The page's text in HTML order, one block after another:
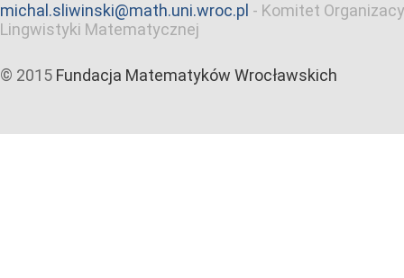
michal.sliwinski@math.uni.wroc.pl - Komitet
Lingwistyki Matematycznej
© 2015 Fundacja Matematyków Wrocławskich